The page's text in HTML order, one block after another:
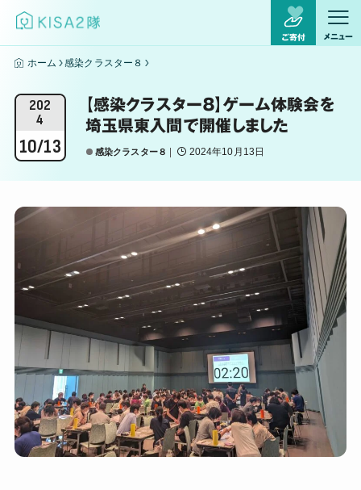
ご寄付 メニュー
ホーム 感染クラスター８
【感染クラスター８】ゲーム体験会を
埼玉県東入間で開催しました
202
4
10/13 感染クラスター８ 2024年10月13日